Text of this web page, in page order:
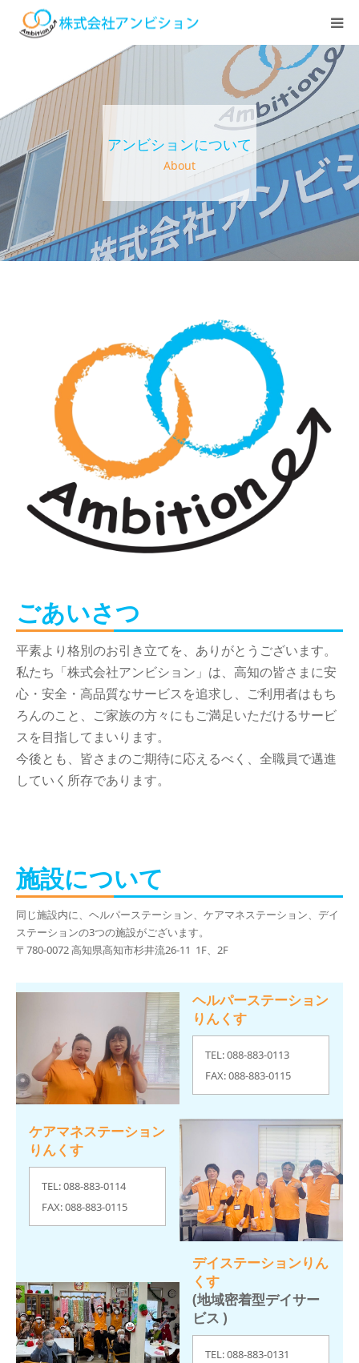
アンビションについて
About
ごあいさつ
平素より格別のお引き立てを、ありがとうございます。
私たち「株式会社アンビション」は、高知の皆さまに安
心・安全・高品質なサービスを追求し、ご利用者はもち
ろんのこと、ご家族の方々にもご満足いただけるサービ
スを目指してまいります。
今後とも、皆さまのご期待に応えるべく、全職員で邁進
していく所存であります。
施設について
同じ施設内に、ヘルパーステーション、ケアマネステーション、デイ
ステーションの3つの施設がございます。
〒780-0072 高知県高知市杉井流26-11 1F、2F
ヘルパーステーション
りんくす
TEL: 088-883-0113
FAX: 088-883-0115
ケアマネステーション
りんくす
TEL: 088-883-0114
FAX: 088-883-0115
デイステーションりん
くす
(地域密着型デイサー
ビス )
TEL: 088-883-0131
アンビションについて
サービス紹介
デイステーション
居宅介護・訪問介護
info